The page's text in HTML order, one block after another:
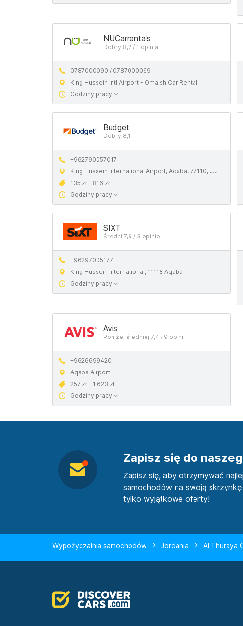
NUCarrentals
Dobry 8,2 / 1 opinia
0787000090 / 0787000099
King Hussein Intl Airport - Omaish Car Rental
Godziny pracy
Budget
Dobry 8,1
+962790057017
King Hussein International Airport, Aqaba, 77110, Jordan
135 zł - 816 zł
Godziny pracy
SIXT
Średni 7,9 / 3 opinie
+96297005177
King Hussein International, 11118 Aqaba
Godziny pracy
Avis
Poniżej średniej 7,4 / 9 opinii
+9626699420
Aqaba Airport
257 zł - 1 623 zł
Godziny pracy
Zapisz się do
Zapisz się, aby otrzymywać
samochodów na swoją
tylko wyjątkowe oferty!
Wypożyczalnia samochodów Jordania Al Thuraya